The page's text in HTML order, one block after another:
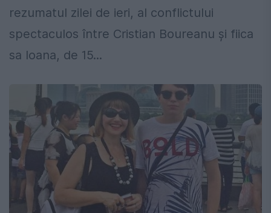
rezumatul zilei de ieri, al conflictului
spectaculos între Cristian Boureanu și fiica
sa Ioana, de 15...